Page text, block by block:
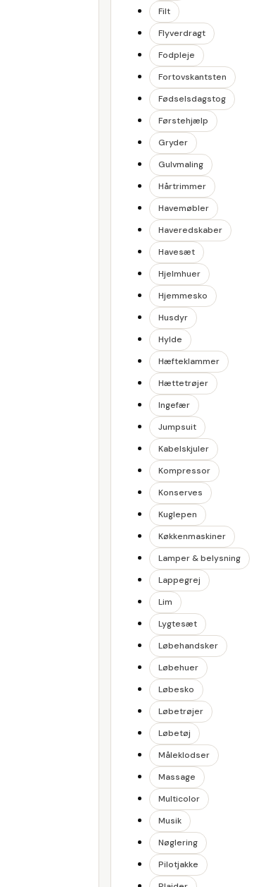
Filt
Flyverdragt
Fodpleje
Fortovskantsten
Fødselsdagstog
Førstehjælp
Gryder
Gulvmaling
Hårtrimmer
Havemøbler
Haveredskaber
Havesæt
Hjelmhuer
Hjemmesko
Husdyr
Hylde
Hæfteklammer
Hættetrøjer
Ingefær
Jumpsuit
Kabelskjuler
Kompressor
Konserves
Kuglepen
Køkkenmaskiner
Lamper & belysning
Lappegrej
Lim
Lygtesæt
Løbehandsker
Løbehuer
Løbesko
Løbetrøjer
Løbetøj
Måleklodser
Massage
Multicolor
Musik
Nøglering
Pilotjakke